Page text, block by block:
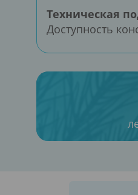
Техническая
Доступность